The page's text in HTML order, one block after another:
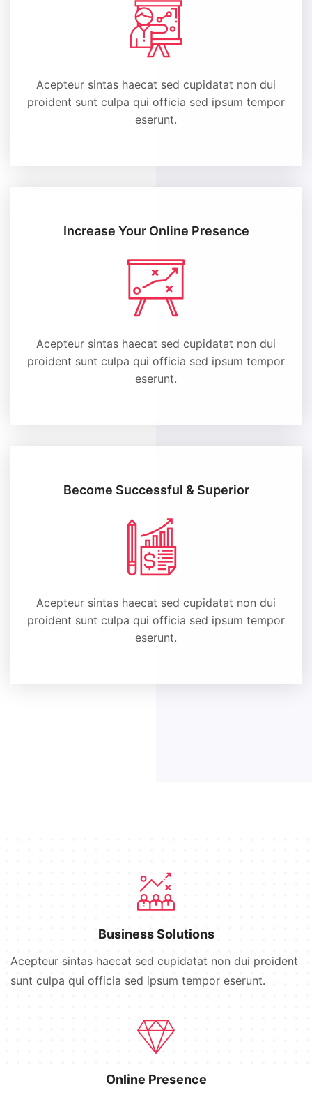
Acepteur sintas haecat sed cupidatat non dui
proident sunt culpa qui officia sed ipsum tempor
eserunt.
Increase Your Online Presence
Acepteur sintas haecat sed cupidatat non dui
proident sunt culpa qui officia sed ipsum tempor
eserunt.
Become Successful & Superior
Acepteur sintas haecat sed cupidatat non dui
proident sunt culpa qui officia sed ipsum tempor
eserunt.
Business Solutions
Acepteur sintas haecat sed cupidatat non dui proident
sunt culpa qui officia sed ipsum tempor eserunt.
Online Presence